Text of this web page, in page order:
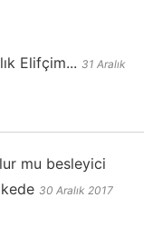
Elifçim... 31 Aralık
mu besleyici
30 Aralık 2017